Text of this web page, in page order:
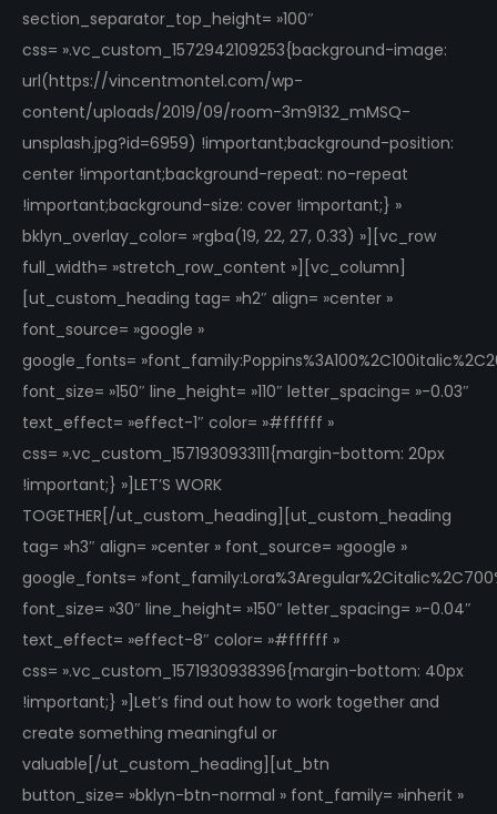
section_separator_top_height= »100″
css= ».vc_custom_1572942109253{background-image:
url(https://vincentmontel.com/wp-
content/uploads/2019/09/room-3m9132_mMSQ-
unsplash.jpg?id=6959) !important;background-position:
center !important;background-repeat: no-repeat
!important;background-size: cover !important;} »
bklyn_overlay_color= »rgba(19, 22, 27, 0.33) »][vc_row
full_width= »stretch_row_content »][vc_column]
[ut_custom_heading tag= »h2″ align= »center »
font_source= »google »
google_fonts=
font_size= »150″ line_height= »110″ letter_spacing= »-0.03″
text_effect= »effect-1″ color= »#ffffff »
css= ».vc_custom_1571930933111{margin-bottom: 20px
!important;} »]LET’S WORK
TOGETHER[/ut_custom_heading][ut_custom_heading
tag= »h3″ align= »center » font_source= »google »
google_fonts=
font_size= »30″ line_height= »150″ letter_spacing= »-0.04″
text_effect= »effect-8″ color= »#ffffff »
css= ».vc_custom_1571930938396{margin-bottom: 40px
!important;} »]Let’s find out how to work together and
create something meaningful or
valuable[/ut_custom_heading][ut_btn
button_size= »bklyn-btn-normal » font_family= »inherit »